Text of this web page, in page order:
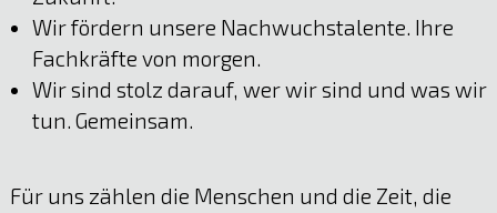
Wir fördern unsere Nachwuchstalente. Ihre
Fachkräfte von morgen.
Wir sind stolz darauf, wer wir sind und was wir
tun. Gemeinsam.
Für uns zählen die Menschen und die Zeit, die